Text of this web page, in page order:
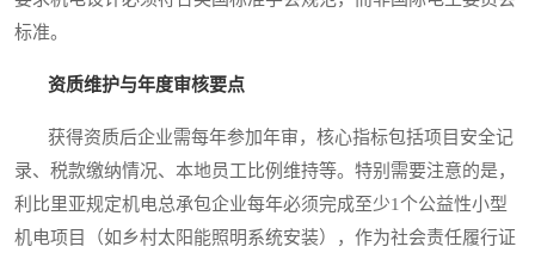
标准。
资质维护与年度审核要点
获得资质后企业需每年参加年审，核心指标包括项目安全记
录、税款缴纳情况、本地员工比例维持等。特别需要注意的是，
利比里亚规定机电总承包企业每年必须完成至少1个公益性小型
机电项目（如乡村太阳能照明系统安装），作为社会责任履行证